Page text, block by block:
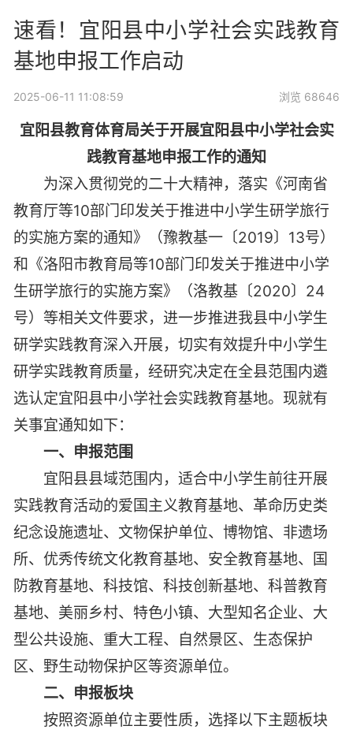
速看！宜阳县中小学社会实践教育
基地申报工作启动
2025-06-11 11:08:59 浏览 68646
宜阳县教育体育局关于开展宜阳县中小学社会实
践教育基地申报工作的通知
为深入贯彻党的二十大精神，落实《河南省
教育厅等10部门印发关于推进中小学生研学旅行
的实施方案的通知》（豫教基一〔2019〕13号）
和《洛阳市教育局等10部门印发关于推进中小学
生研学旅行的实施方案》（洛教基〔2020〕24
号）等相关文件要求，进一步推进我县中小学生
研学实践教育深入开展，切实有效提升中小学生
研学实践教育质量，经研究决定在全县范围内遴
选认定宜阳县中小学社会实践教育基地。现就有
关事宜通知如下：
一、申报范围
宜阳县县域范围内，适合中小学生前往开展
实践教育活动的爱国主义教育基地、革命历史类
纪念设施遗址、文物保护单位、博物馆、非遗场
所、优秀传统文化教育基地、安全教育基地、国
防教育基地、科技馆、科技创新基地、科普教育
基地、美丽乡村、特色小镇、大型知名企业、大
型公共设施、重大工程、自然景区、生态保护
区、野生动物保护区等资源单位。
二、申报板块
按照资源单位主要性质，选择以下主题板块